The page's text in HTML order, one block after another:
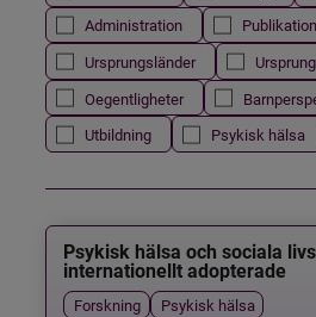
Administration
Ursprungsländer
Oegentligheter
Utbildning
Psykisk hälsa
Psykisk hälsa och sociala
internationellt adopterade
Forskning
Psykisk hälsa